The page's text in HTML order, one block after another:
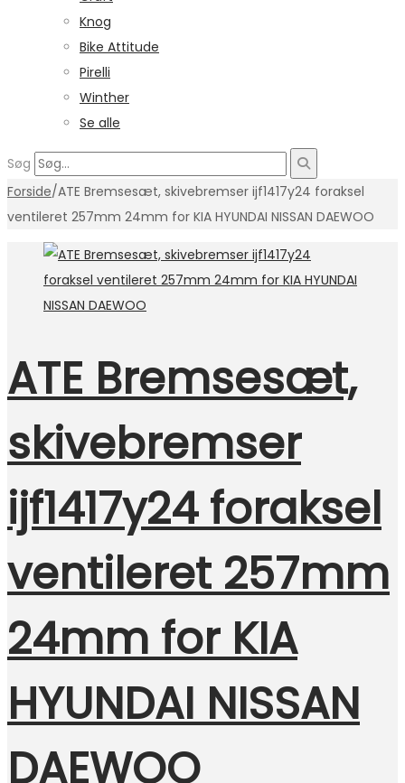
Knog
Bike Attitude
Pirelli
Winther
Se alle
Søg
Forside/ATE Bremsesæt, skivebremser ijf1417y24 foraksel
ventileret 257mm 24mm for KIA HYUNDAI NISSAN DAEWOO
ATE Bremsesæt,
skivebremser
ijf1417y24 foraksel
ventileret 257mm
24mm for KIA
HYUNDAI NISSAN
DAEWOO